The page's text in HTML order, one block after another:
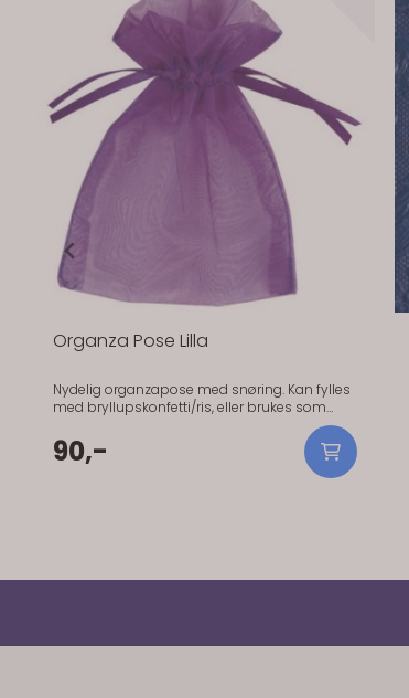
Organza Pose Lilla
Nydelig organzapose med snøring. Kan fylles
med bryllupskonfetti/ris, eller brukes som
100mm x 75mm. 10 stk pr pakke.
90,-